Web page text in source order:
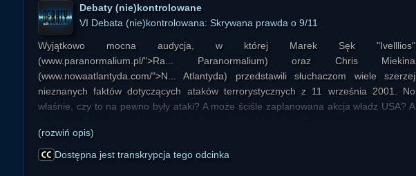
Debaty (nie)kontrolowane
VI Debata (nie)kontrolowana: Skrywana prawda o 9/11
Wyjątkowo mocna audycja, w której Marek Sęk "Ivelllios"
(www.paranormalium.pl/">Ra... Paranormalium) oraz Chris Miekina
(www.nowaatlantyda.com/">N... Atlantyda) przedstawili słuchaczom wiele szerzej
nieznanych faktów dotyczących ataków terrorystycznych z 11 września 2001. No
właśnie, czy to na pewno były ataki? A może ściśle zaplanowana akcja władz USA? A
Nota: Bankier wspomniany pod koniec audycji to François Genoud.
(rozwiń opis)
Dostępna jest transkrypcja tego odcinka